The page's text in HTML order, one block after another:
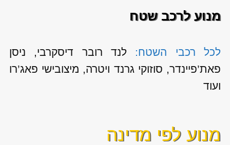
מנוע לרכב שטח
לכל רכבי השטח:לנד רובר דיסקרבי, ניסן
פאת’פיינדר, סוזוקי גרנד ויטרה, מיצובישי פאג’רו
ועוד
מנוע לפי מדינה